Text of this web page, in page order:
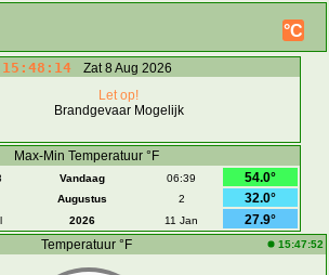
°C
15:48:14
Zat 8 Aug 2026
Let op!
Brandgevaar Mogelijk
Max-Min Temperatuur °F
Vandaag 06:39
54.0°
Augustus 2
32.0°
2026 11 Jan
27.9°
Temperatuur °F
15:47:52